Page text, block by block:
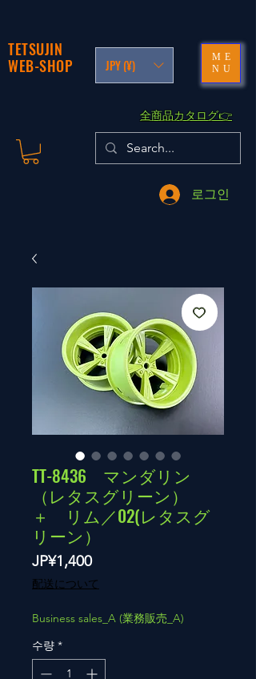
TETSUJIN
WEB-SHOP
JPY (¥)
ME
NU
​全商品カタログ👉
로그인
TT-8436 マンダリン
（レタスグリーン）
＋ リム／02(レタスグ
リーン）
JP¥1,400가
격
配送について
Business sales_A (業務販売_A)
수량 *